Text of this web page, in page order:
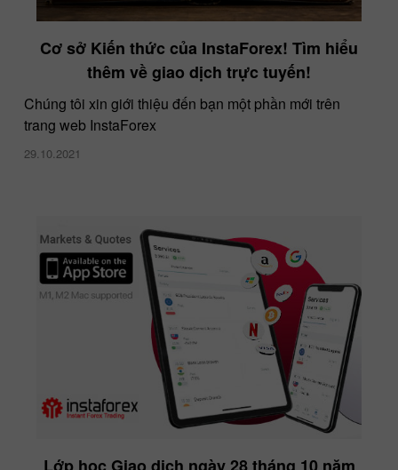
Cơ sở Kiến thức của InstaForex! Tìm hiểu
thêm về giao dịch trực tuyến!
Chúng tôi xin giới thiệu đến bạn một phần mới trên
trang web InstaForex
29.10.2021
Lớp học Giao dịch ngày 28 tháng 10 năm